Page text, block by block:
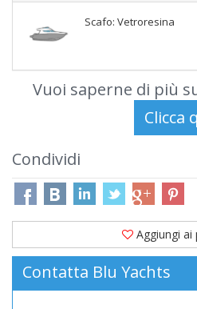
Scafo: Vetroresina
Vuoi saperne di più
Condividi
Aggiungi ai
Contatta Blu Yachts